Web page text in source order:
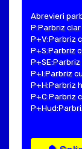
Abrevieri
P:Parbriz clar
P+V:Parbriz
P+S:Parbriz
P+I:Parbriz
P+H:Parbriz
P+C:Parbriz